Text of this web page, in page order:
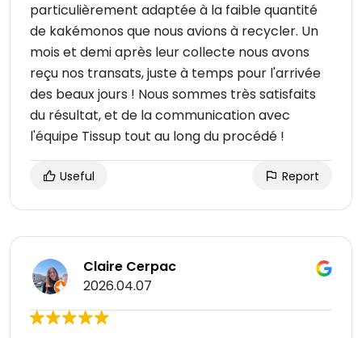
particulièrement adaptée à la faible quantité
de kakémonos que nous avions à recycler. Un
mois et demi après leur collecte nous avons
reçu nos transats, juste à temps pour l'arrivée
des beaux jours ! Nous sommes très satisfaits
du résultat, et de la communication avec
l'équipe Tissup tout au long du procédé !
Useful Report
Claire Cerpac
2026.04.07